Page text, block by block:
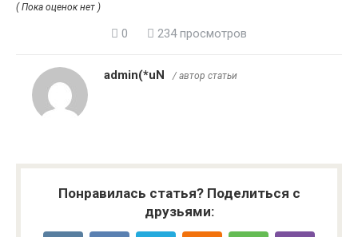
( Пока оценок нет )
0 234 просмотров
admin(*uN / автор статьи
Понравилась статья? Поделиться с
друзьями: